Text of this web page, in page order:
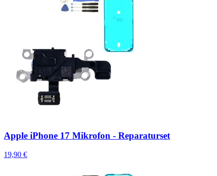
Apple iPhone 17 Mikrofon - Reparaturset
19,90 €